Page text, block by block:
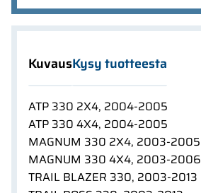
KuvausKysy tuotteesta
ATP 330 2X4, 2004-2005
ATP 330 4X4, 2004-2005
MAGNUM 330 2X4, 2003-2005
MAGNUM 330 4X4, 2003-2006
TRAIL BLAZER 330, 2003-2013